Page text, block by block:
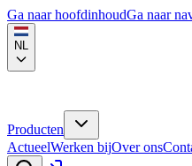
Ga naar hoofdinhoudGa naar
NL
Producten
ActueelWerken bijOver ons